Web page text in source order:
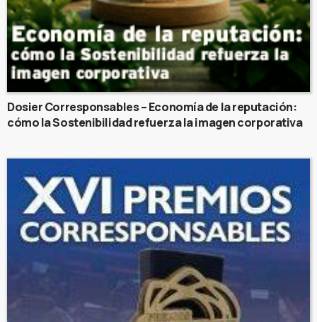
Dosier Corresponsables – Economía de la reputación:
cómo la Sostenibilidad refuerza la imagen corporativa